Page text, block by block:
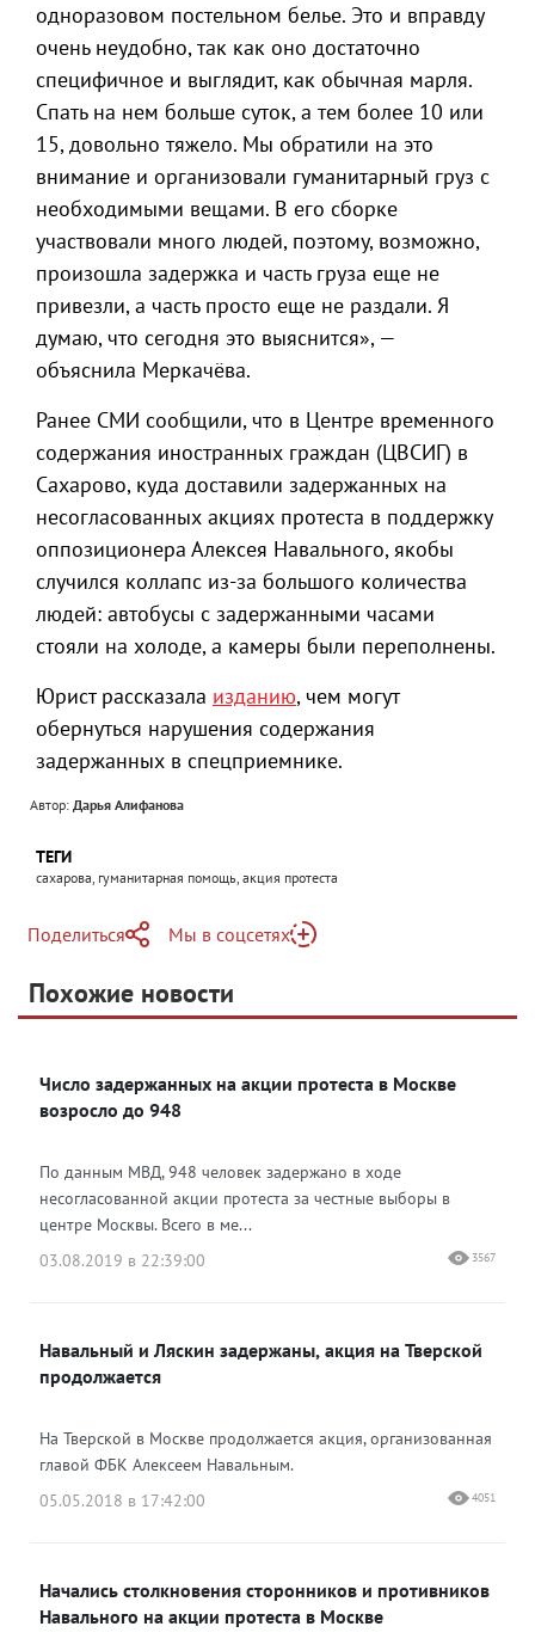
одноразовом постельном белье. Это и вправду
очень неудобно, так как оно достаточно
специфичное и выглядит, как обычная марля.
Спать на нем больше суток, а тем более 10 или
15, довольно тяжело. Мы обратили на это
внимание и организовали гуманитарный груз с
необходимыми вещами. В его сборке
участвовали много людей, поэтому, возможно,
произошла задержка и часть груза еще не
привезли, а часть просто еще не раздали. Я
думаю, что сегодня это выяснится», —
объяснила Меркачёва.
Ранее СМИ сообщили, что в Центре временного
содержания иностранных граждан (ЦВСИГ) в
Сахарово, куда доставили задержанных на
несогласованных акциях протеста в поддержку
оппозиционера Алексея Навального, якобы
случился коллапс из-за большого количества
людей: автобусы с задержанными часами
стояли на холоде, а камеры были переполнены.
Юрист рассказала изданию, чем могут
обернуться нарушения содержания
задержанных в спецприемнике.
Автор: Дарья Алифанова
ТЕГИ
сахарова, гуманитарная помощь, акция протеста
Поделиться
Мы в соцсетях
Яндекс Дзен
Похожие новости
Число задержанных на акции протеста в Москве
возросло до 948
По данным МВД, 948 человек задержано в ходе
несогласованной акции протеста за честные выборы в
центре Москвы. Всего в ме...
03.08.2019 в 22:39:00
3567
Навальный и Ляскин задержаны, акция на Тверской
продолжается
На Тверской в Москве продолжается акция, организованная
главой ФБК Алексеем Навальным.
05.05.2018 в 17:42:00
4051
Начались столкновения сторонников и противников
Навального на акции протеста в Москве